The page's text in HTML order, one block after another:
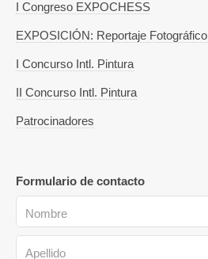
I Congreso EXPOCHESS
EXPOSICIÓN: Reportaje Fotográfico
I Concurso Intl. Pintura
II Concurso Intl. Pintura
Patrocinadores
Formulario de contacto